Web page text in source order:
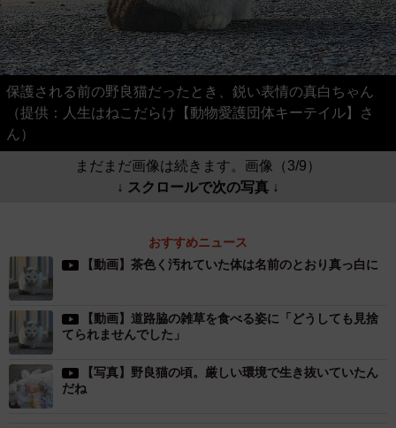
保護される前の野良猫だったとき、鋭い表情の真白ちゃん
（提供：人生はねこだらけ【動物愛護団体キーテイル】さ
ん）
まだまだ画像は続きます。画像（3/9）
↓ スクロールで次の写真 ↓
おすすめニュース
【動画】茶色く汚れていた体は名前のとおり真っ白に
【動画】道路脇の雑草を食べる姿に「どうしても見捨
てられませんでした」
【写真】野良猫の頃。厳しい環境で生き抜いていたん
だね